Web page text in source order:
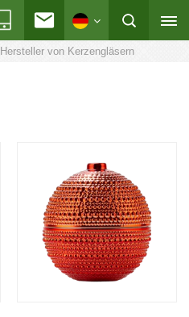
Hersteller von Kerzengläsern